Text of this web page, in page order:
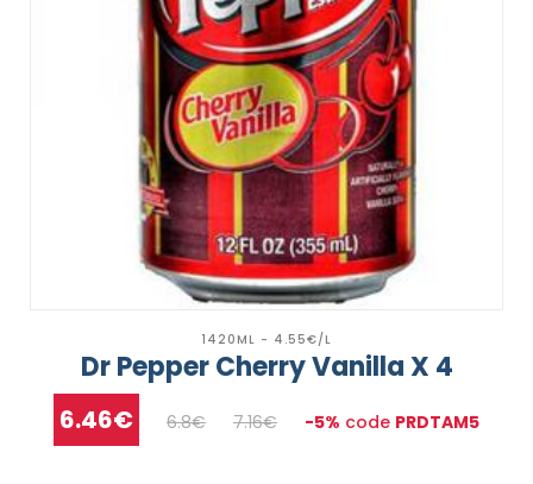
1420ML - 4.55€/L
Dr Pepper Cherry Vanilla X 4
6.46€ 6.8€ 7.16€ -5% code PRDTAM5